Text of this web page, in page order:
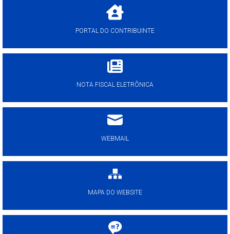
PORTAL DO CONTRIBUINTE
NOTA FISCAL ELETRÔNICA
WEBMAIL
MAPA DO WEBSITE